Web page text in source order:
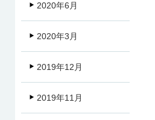
2020年6月
2020年3月
2019年12月
2019年11月